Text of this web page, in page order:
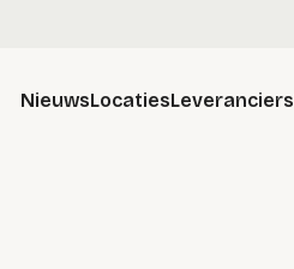
NieuwsLocatiesLeveranciers